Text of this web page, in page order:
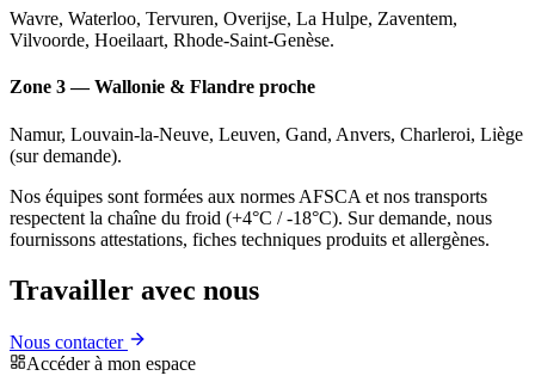
Wavre, Waterloo, Tervuren, Overijse, La Hulpe, Zaventem,
Vilvoorde, Hoeilaart, Rhode-Saint-Genèse.
Zone 3 — Wallonie & Flandre proche
Namur, Louvain-la-Neuve, Leuven, Gand, Anvers, Charleroi, Liège
(sur demande).
Nos équipes sont formées aux normes AFSCA et nos transports
respectent la chaîne du froid (+4°C / -18°C). Sur demande, nous
fournissons attestations, fiches techniques produits et allergènes.
Travailler avec nous
Nous contacter
Accéder à mon espace